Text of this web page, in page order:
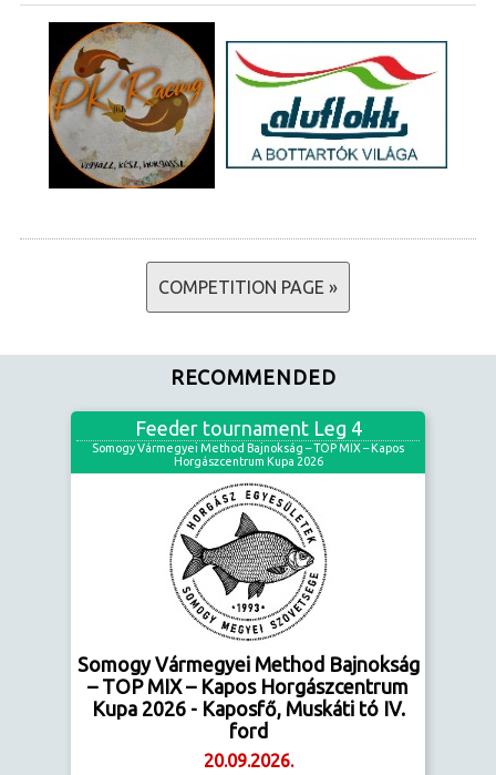
COMPETITION PAGE »
RECOMMENDED
Feeder tournament Leg 4
Somogy Vármegyei Method Bajnokság – TOP MIX – Kapos
Horgászcentrum Kupa 2026
Somogy Vármegyei Method Bajnokság
– TOP MIX – Kapos Horgászcentrum
Kupa 2026 - Kaposfő, Muskáti tó IV.
ford
20.09.2026.